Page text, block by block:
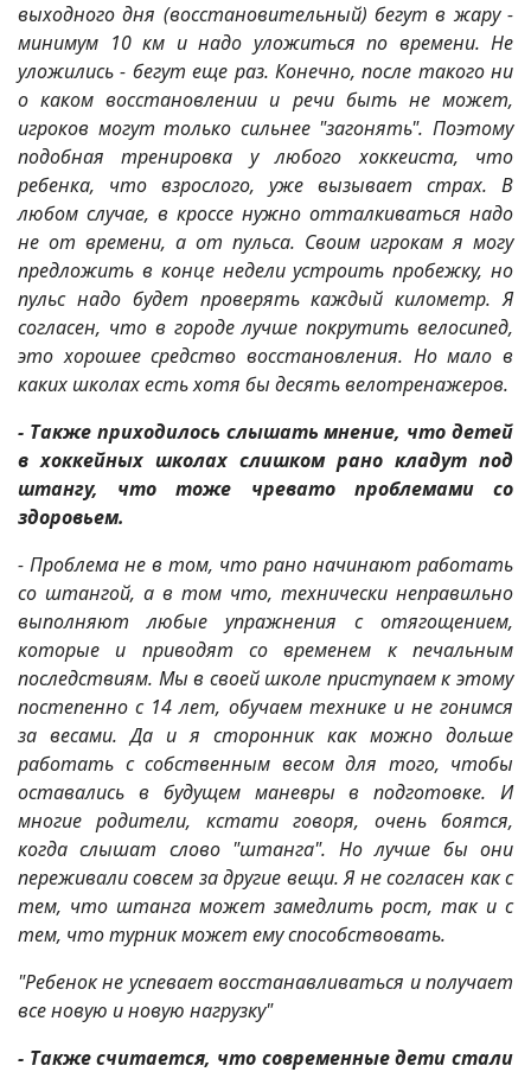
выходного дня (восстановительный) бегут в жару -
минимум 10 км и надо уложиться по времени. Не
уложились - бегут еще раз. Конечно, после такого ни
о каком восстановлении и речи быть не может,
игроков могут только сильнее "загонять". Поэтому
подобная тренировка у любого хоккеиста, что
ребенка, что взрослого, уже вызывает страх. В
любом случае, в кроссе нужно отталкиваться надо
не от времени, а от пульса. Своим игрокам я могу
предложить в конце недели устроить пробежку, но
пульс надо будет проверять каждый километр. Я
согласен, что в городе лучше покрутить велосипед,
это хорошее средство восстановления. Но мало в
каких школах есть хотя бы десять велотренажеров.
- Также приходилось слышать мнение, что детей
в хоккейных школах слишком рано кладут под
штангу, что тоже чревато проблемами со
здоровьем.
- Проблема не в том, что рано начинают работать
со штангой, а в том что, технически неправильно
выполняют любые упражнения с отягощением,
которые и приводят со временем к печальным
последствиям. Мы в своей школе приступаем к этому
постепенно с 14 лет, обучаем технике и не гонимся
за весами. Да и я сторонник как можно дольше
работать с собственным весом для того, чтобы
оставались в будущем маневры в подготовке. И
многие родители, кстати говоря, очень боятся,
когда слышат слово "штанга". Но лучше бы они
переживали совсем за другие вещи. Я не согласен как с
тем, что штанга может замедлить рост, так и с
тем, что турник может ему способствовать.
"Ребенок не успевает восстанавливаться и получает
все новую и новую нагрузку"
- Также считается, что современные дети стали